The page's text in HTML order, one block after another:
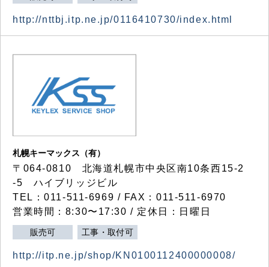
http://nttbj.itp.ne.jp/0116410730/index.html
札幌キーマックス（有）
〒064-0810 北海道札幌市中央区南10条西15-2
-5 ハイブリッジビル
TEL：011-511-6969 / FAX：011-511-6970
営業時間：8:30〜17:30 / 定休日：日曜日
販売可 工事・取付可
http://itp.ne.jp/shop/KN0100112400000008/